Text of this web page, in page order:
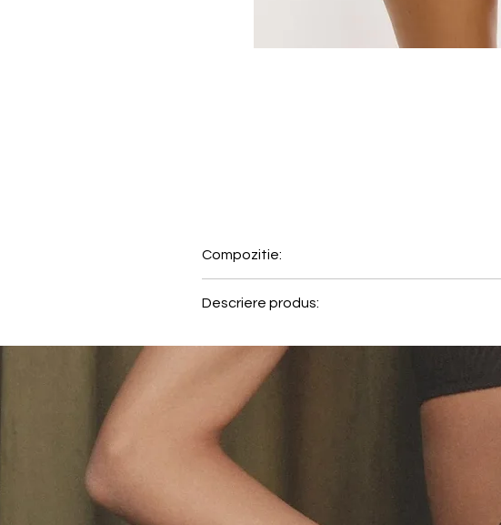
Compozitie:
Descriere produs:
feminina si flatanta. Partea frontala este
din dantela in talie pentru o nota eleganta.
aspect rafinat si asigura un finisaj invizibil sub
• Fara linii vizibile sub haine datorita
• Dantela florala moale si elastica, in doua
• Chilot brazilian cu acoperire medie in fata